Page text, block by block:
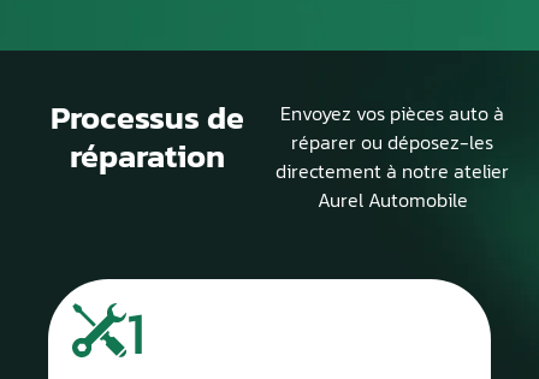
Processus de
réparation
Envoyez vos pièces auto à
réparer ou déposez-les
directement à notre atelier
Aurel Automobile
1